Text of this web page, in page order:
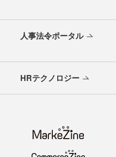
人事法令ポータル
HRテクノロジー